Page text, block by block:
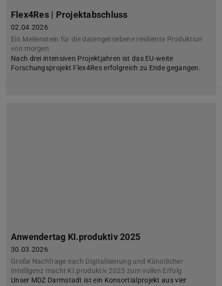
Flex4Res | Projektabschluss
02.04.2026
Ein Meilenstein für die datengetriebene resiliente Produktion
von morgen
Nach drei intensiven Projektjahren ist das EU-weite
Forschungsprojekt Flex4Res erfolgreich zu Ende gegangen.
Anwendertag KI.produktiv 2025
30.03.2026
Große Nachfrage nach Digitalisierung und Künstlicher
Intelligenz macht KI.produktiv 2025 zum vollen Erfolg
Unser MDZ Darmstadt ist ein Konsortialprojekt aus vier